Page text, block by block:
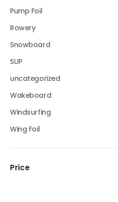
Pump Foil
Rowery
Snowboard
SUP
uncategorized
Wakeboard
Windsurfing
Wing Foil
Price